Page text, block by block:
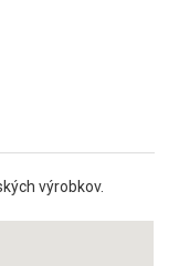
výrobkov.